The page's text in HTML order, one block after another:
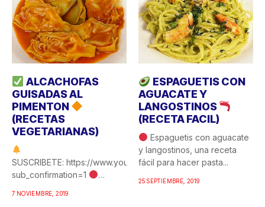
ALCACHOFAS
GUISADAS AL
PIMENTON
(RECETAS
VEGETARIANAS)
SUSCRIBETE: https://www.youtube.com/c/COCINAFACILYRICA?
sub_confirmation=1
pimentón, una de esas
7 NOVIEMBRE, 2019
ESPAGUETIS CON
AGUACATE Y
LANGOSTINOS
(RECETA FACIL)
Espaguetis con aguacate
y langostinos, una receta
fácil para hacer pasta...
25 SEPTIEMBRE, 2019